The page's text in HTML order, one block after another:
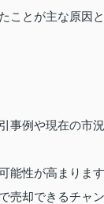
ことが主な原因と
事例や現在の市
能性が高まります
売却できるチャン